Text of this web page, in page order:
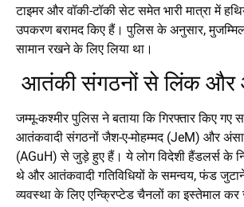
टाइमर और वॉकी-टॉकी सेट समेत भारी मात्रा में
उपकरण बरामद किए हैं। पुलिस के अनुसार,
सामान रखने के लिए लिया था।
आतंकी संगठनों से लिंक और
जम्मू-कश्मीर पुलिस ने बताया कि गिरफ्तार किए गए
आतंकवादी संगठनों जैश-ए-मोहम्मद (JeM) और
(AGuH) से जुड़े हुए हैं। ये लोग विदेशी हैंडलर्स के
थे और आतंकवादी गतिविधियों के समन्वय, फंड
व्यवस्था के लिए एन्क्रिप्टेड चैनलों का इस्तेमाल कर